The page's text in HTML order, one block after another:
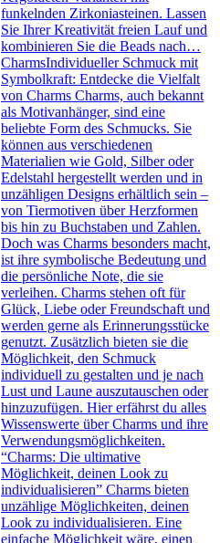
funkelnden Zirkoniasteinen. Lassen
Sie Ihrer Kreativität freien Lauf und
kombinieren Sie die Beads nach…
CharmsIndividueller Schmuck mit
Symbolkraft: Entdecke die Vielfalt
von Charms Charms, auch bekannt
als Motivanhänger, sind eine
beliebte Form des Schmucks. Sie
können aus verschiedenen
Materialien wie Gold, Silber oder
Edelstahl hergestellt werden und in
unzähligen Designs erhältlich sein –
von Tiermotiven über Herzformen
bis hin zu Buchstaben und Zahlen.
Doch was Charms besonders macht,
ist ihre symbolische Bedeutung und
die persönliche Note, die sie
verleihen. Charms stehen oft für
Glück, Liebe oder Freundschaft und
werden gerne als Erinnerungsstücke
genutzt. Zusätzlich bieten sie die
Möglichkeit, den Schmuck
individuell zu gestalten und je nach
Lust und Laune auszutauschen oder
hinzuzufügen. Hier erfährst du alles
Wissenswerte über Charms und ihre
Verwendungsmöglichkeiten.
“Charms: Die ultimative
Möglichkeit, deinen Look zu
individualisieren” Charms bieten
unzählige Möglichkeiten, deinen
Look zu individualisieren. Eine
einfache Möglichkeit wäre, einen